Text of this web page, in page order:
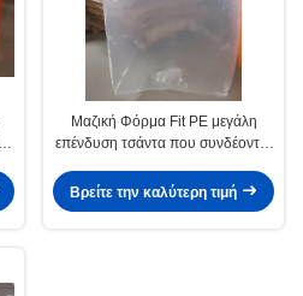
Μαζική Φόρμα Fit PE μεγάλη
επένδυση τσάντα που συνδέονται
πολυπροπυλενίου Jumbo
Βρείτε την καλύτερη τιμή